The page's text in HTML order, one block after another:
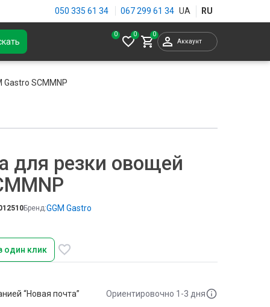
050 335 61 34 067 299 61 34
0
Аккаунт
SCMMNP
для резки овощей
Бренд:GGM Gastro
один клик
“Новая почта”
Ориентировочно 1-3 дня